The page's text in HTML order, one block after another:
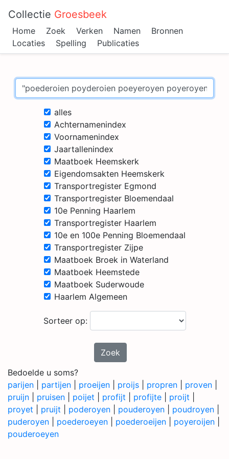
Collectie Groesbeek
Home Zoek Verken Namen
Bronnen
Locaties
Spelling Publicaties
alles
Achternamenindex
Voornamenindex
Jaartallenindex
Maatboek Heemskerk
Eigendomsakten Heemskerk
Transportregister Egmond
Transportregister Bloemendaal
10e Penning Haarlem
Transportregister Haarlem
10e en 100e Penning Bloemendaal
Transportregister Zijpe
Maatboek Broek in Waterland
Maatboek Heemstede
Maatboek Suderwoude
Haarlem Algemeen
Sorteer op:
Zoek
Bedoelde u soms?
parijen
partijen proeijen proijs propren proven
pruijn
pruisen poijet profijt profijte proijt
proyet
pruijt poderoyen pouderoyen poudroyen
puderoyen
poederoeyen poederoeijen poyeroijen
pouderoeyen